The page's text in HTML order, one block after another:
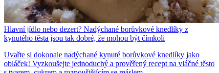
Hlavní jídlo nebo dezert? Nadýchané borůvkové knedlíky z
kynutého těsta jsou tak dobré, že mohou být čímkoli
Uvařte si dokonale nadýchané kynuté borůvkové knedlíky jako
obláček! Vyzkoušejte jednoduchý a prověřený recept na vláčné těsto